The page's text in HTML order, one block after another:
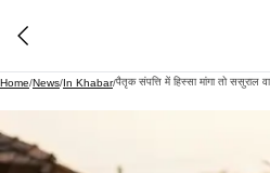
Home/News/In Khabar/